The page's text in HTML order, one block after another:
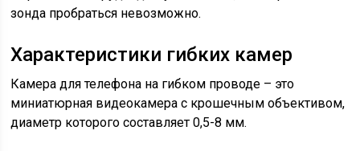
зонда пробраться невозможно.
Характеристики гибких камер
Камера для телефона на гибком проводе – это
миниатюрная видеокамера с крошечным объективом,
диаметр которого составляет 0,5-8 мм.